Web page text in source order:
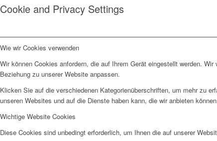
Cookie and Privacy Settings
Wie wir Cookies verwenden
Wir können Cookies anfordern, die auf Ihrem Gerät eingestellt werden.
Beziehung zu unserer Website anpassen.
Klicken Sie auf die verschiedenen Kategorienüberschriften, um mehr zu
unseren Websites und auf die Dienste haben kann, die wir anbieten
Wichtige Website Cookies
Diese Cookies sind unbedingt erforderlich, um Ihnen die auf unserer